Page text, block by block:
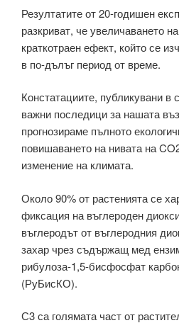
Резултатите от 20-годишен
разкриват, че увеличаването
краткотраен ефект, който се
в по-дълъг период от време.
Констатациите, публикувани в
важни последици за нашата
прогнозираме пълното
повишаването на нивата на
изменение на климата.
Около 90% от растенията се
фиксация на въглероден
въглеродът от въглеродния
захар чрез съдържащ мед
рибулоза-1,5-бисфосфат
(РуБисКО).
С3 са голямата част от